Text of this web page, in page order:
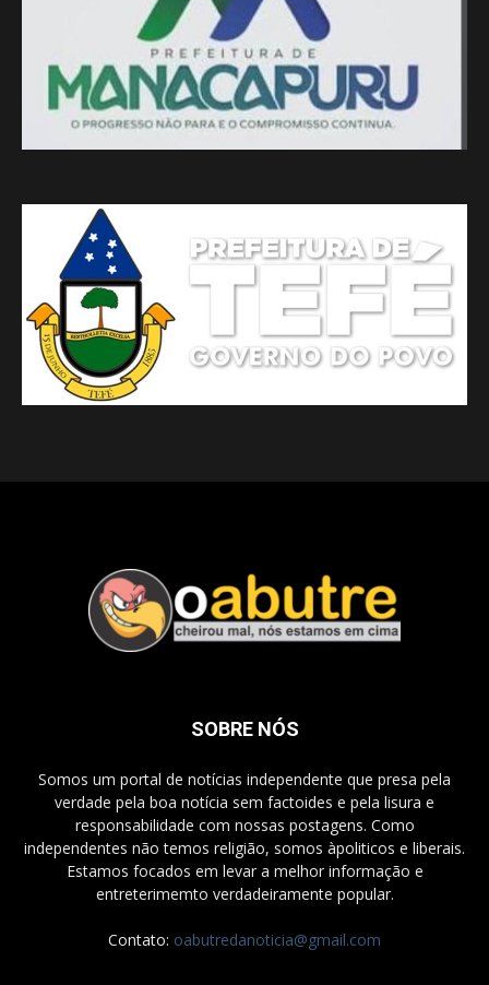
SOBRE NÓS
Somos um portal de notícias independente que presa pela
verdade pela boa notícia sem factoides e pela lisura e
responsabilidade com nossas postagens. Como
independentes não temos religião, somos àpoliticos e liberais.
Estamos focados em levar a melhor informação e
entreterimemto verdadeiramente popular.
Contato: oabutredanoticia@gmail.com